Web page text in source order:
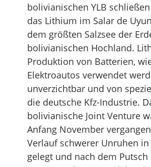
bolivianischen YLB
das Lithium im Salar de
dem größten Salzsee der
bolivianischen Hochland.
Produktion von Batterien,
Elektroautos verwendet
unverzichtbar und von
die deutsche Kfz-Industrie.
bolivianische Joint Venture
Anfang November
Verlauf schwerer Unruhen
gelegt und nach dem Putsch